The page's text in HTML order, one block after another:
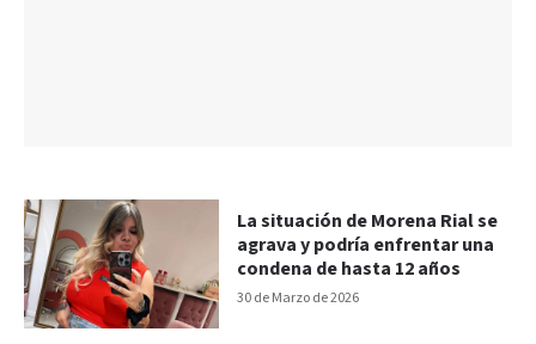
30 de Marzo de 2026
La situación de Morena Rial se
agrava y podría enfrentar una
condena de hasta 12 años